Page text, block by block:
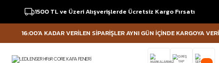
1500 TL ve Üzeri Alışverişlerde Ücretsiz Kargo Fırsatı
16:00'A KADAR VERİLEN SİPARİŞLER AYNI GÜN İÇİNDE KARGOYA